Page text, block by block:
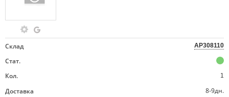
Склад AP308110
Стат.
Кол.
1
Доставка
8-9дн.